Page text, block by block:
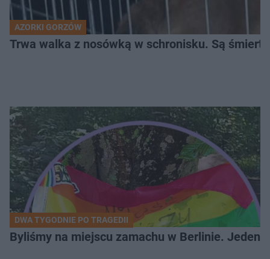
AZORKI GORZÓW
Trwa walka z nosówką w schronisku. Są
DWA TYGODNIE PO TRAGEDII
Byliśmy na miejscu zamachu w Berlinie. Jeden